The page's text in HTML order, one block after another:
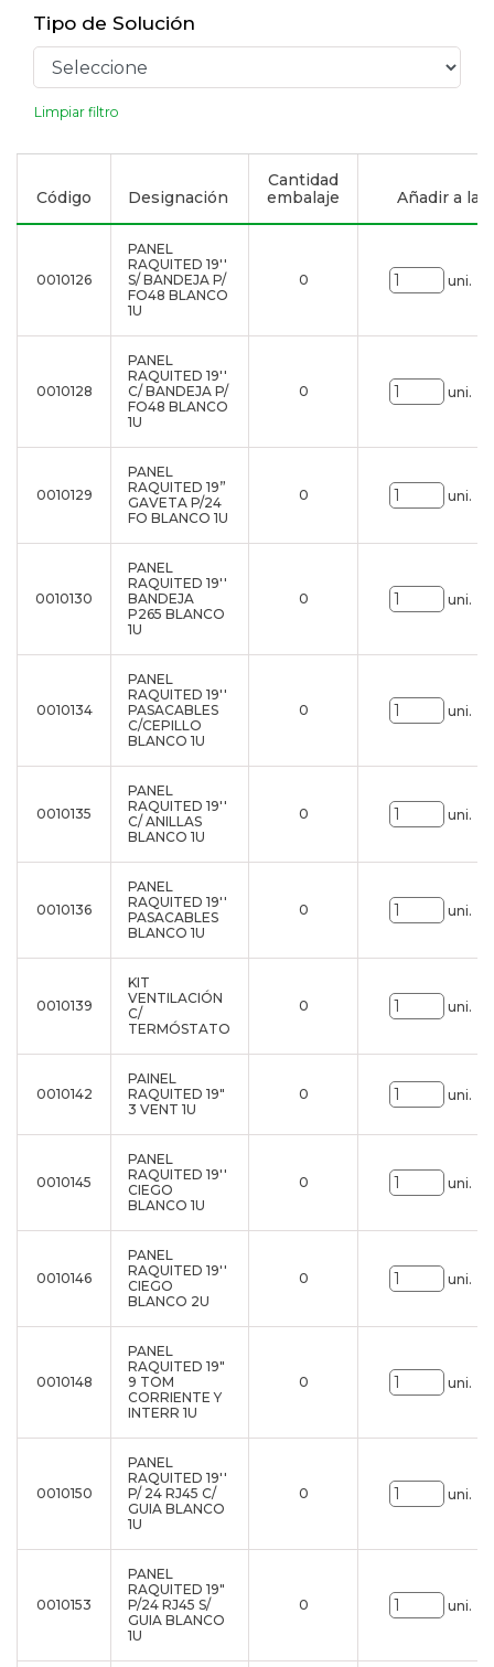
Tipo de Solución
Limpiar filtro
Código Designación
Cantidad
embalaje
Añadir a la
0010126
PANEL
RAQUITED 19''
S/ BANDEJA P/
FO48 BLANCO
1U
0 uni.
0010128
PANEL
RAQUITED 19''
C/ BANDEJA P/
FO48 BLANCO
1U
0 uni.
0010129
PANEL
RAQUITED 19”
GAVETA P/24
FO BLANCO 1U
0 uni.
0010130
PANEL
RAQUITED 19''
BANDEJA
P265 BLANCO
1U
0 uni.
0010134
PANEL
RAQUITED 19''
PASACABLES
C/CEPILLO
BLANCO 1U
0 uni.
0010135
PANEL
RAQUITED 19''
C/ ANILLAS
BLANCO 1U
0 uni.
0010136
PANEL
RAQUITED 19''
PASACABLES
BLANCO 1U
0 uni.
0010139
KIT
VENTILACIÓN
C/
TERMÓSTATO
0 uni.
0010142
PAINEL
RAQUITED 19"
3 VENT 1U
0 uni.
0010145
PANEL
RAQUITED 19''
CIEGO
BLANCO 1U
0 uni.
0010146
PANEL
RAQUITED 19''
CIEGO
BLANCO 2U
0 uni.
0010148
PANEL
RAQUITED 19"
9 TOM
CORRIENTE Y
INTERR 1U
0 uni.
0010150
PANEL
RAQUITED 19''
P/ 24 RJ45 C/
GUIA BLANCO
1U
0 uni.
0010153
PANEL
RAQUITED 19"
P/24 RJ45 S/
GUIA BLANCO
1U
0 uni.